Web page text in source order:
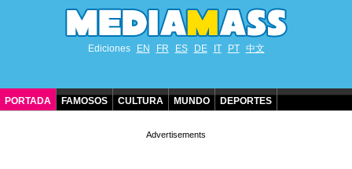
Ediciones EN FR ES DE IT PT 中文
PORTADA FAMOSOS CULTURA MUNDO DEPORTES